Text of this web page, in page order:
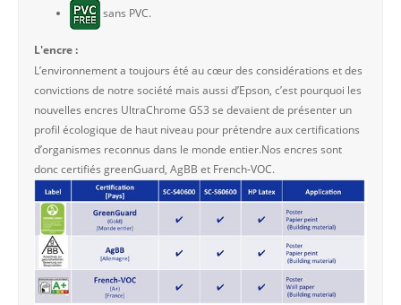
sans PVC.
L'encre :
L’environnement a toujours été au cœur des considérations et des
convictions de notre société mais aussi d’Epson, c’est pourquoi les
nouvelles encres UltraChrome GS3 se devaient de présenter un
profil écologique de haut niveau pour prétendre aux certifications
d’organismes reconnus dans le monde entier.Nos encres sont
donc certifiés greenGuard, AgBB et French-VOC.